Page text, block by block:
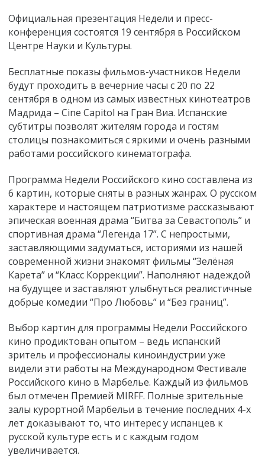
Официальная презентация Недели и пресс-
конференция состоятся 19 сентября в Российском
Центре Науки и Культуры.
Бесплатные показы фильмов-участников Недели
будут проходить в вечерние часы с 20 по 22
сентября в одном из самых известных кинотеатров
Мадрида – Cine Capitol на Гран Виа. Испанские
субтитры позволят жителям города и гостям
столицы познакомиться с яркими и очень разными
работами российского кинематографа.
Программа Недели Российского кино составлена из
6 картин, которые сняты в разных жанрах. О русском
характере и настоящем патриотизме рассказывают
эпическая военная драма “Битва за Севастополь” и
спортивная драма “Легенда 17”. С непростыми,
заставляющими задуматься, историями из нашей
современной жизни знакомят фильмы “Зелёная
Карета” и “Класс Коррекции”. Наполняют надеждой
на будущее и заставляют улыбнуться реалистичные
добрые комедии “Про Любовь” и “Без границ”.
Выбор картин для программы Недели Российского
кино продиктован опытом – ведь испанский
зритель и профессионалы киноиндустрии уже
видели эти работы на Международном Фестивале
Российского кино в Марбелье. Каждый из фильмов
был отмечен Премией MIRFF. Полные зрительные
залы курортной Марбельи в течение последних 4-х
лет доказывают то, что интерес у испанцев к
русской культуре есть и с каждым годом
увеличивается.